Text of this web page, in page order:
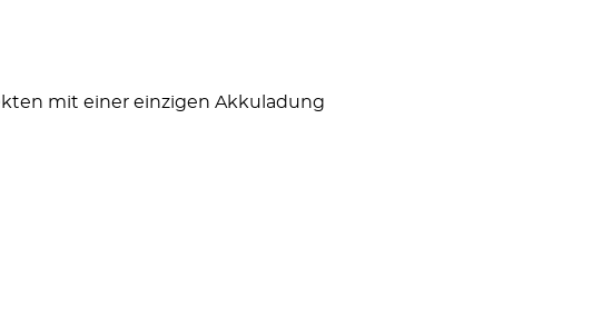
mit einer einzigen Akkuladung